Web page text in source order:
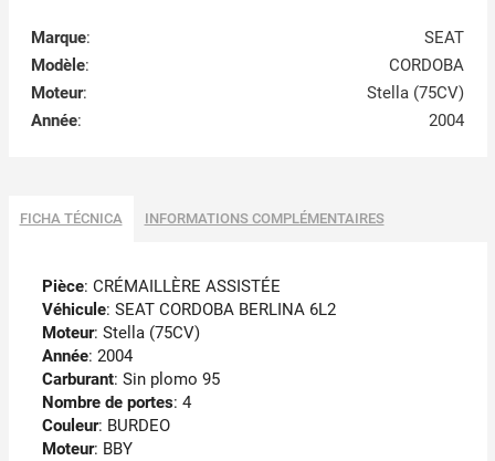
Marque:
SEAT
Modèle:
CORDOBA
Moteur:
Stella (75CV)
Année: 2004
FICHA TÉCNICA INFORMATIONS COMPLÉMENTAIRES
Pièce: CRÉMAILLÈRE ASSISTÉE
Véhicule: SEAT CORDOBA BERLINA 6L2
Moteur: Stella (75CV)
Année: 2004
Carburant: Sin plomo 95
Nombre de portes: 4
Couleur: BURDEO
Moteur: BBY